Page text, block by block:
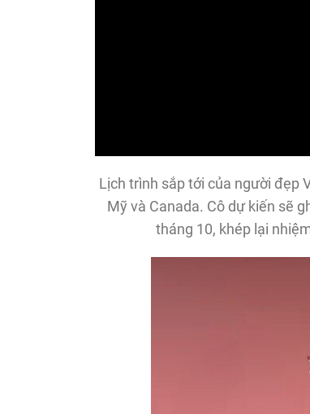
Lịch trình sắp tới của người đẹp
Mỹ và Canada. Cô dự kiến sẽ
tháng 10, khép lại